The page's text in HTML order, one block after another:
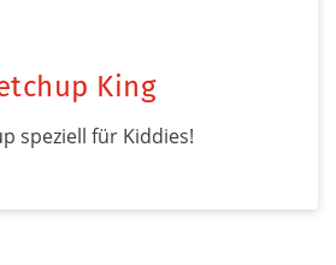
King
speziell für Kiddies!